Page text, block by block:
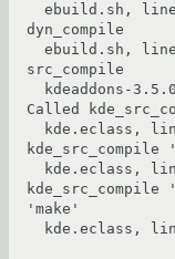
dyn_compile
src_compile
Called
'make'